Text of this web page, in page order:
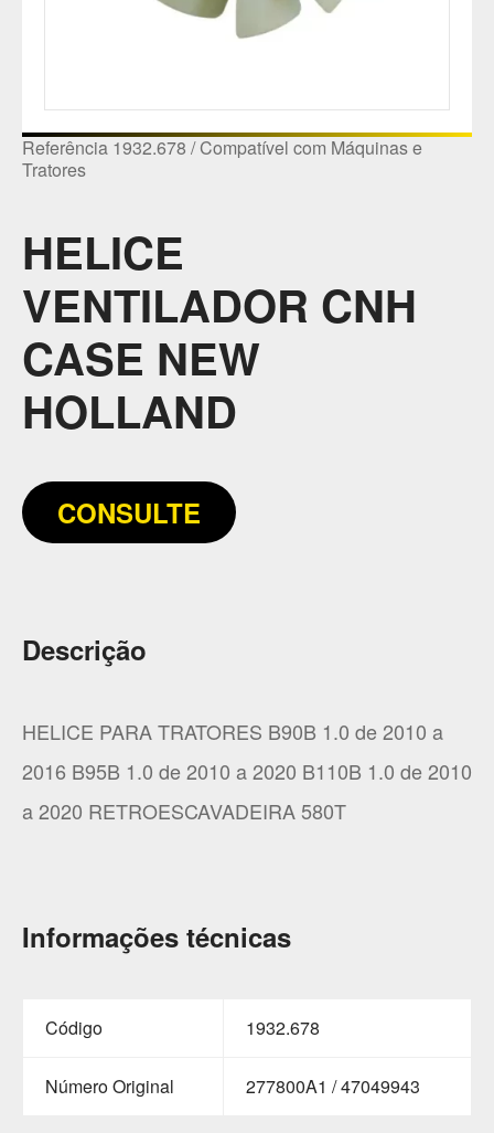
Referência 1932.678 / Compatível com Máquinas e
Tratores
HELICE
VENTILADOR CNH
CASE NEW
HOLLAND
CONSULTE
Descrição
HELICE PARA TRATORES B90B 1.0 de 2010 a
2016 B95B 1.0 de 2010 a 2020 B110B 1.0 de 2010
a 2020 RETROESCAVADEIRA 580T
Informações técnicas
Código 1932.678
Número Original 277800A1 / 47049943